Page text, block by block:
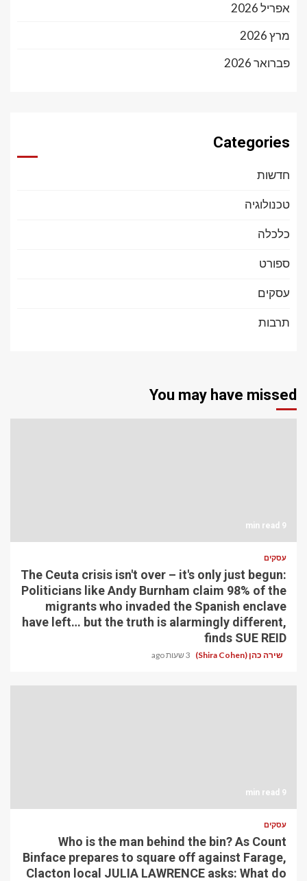
אפריל 2026
מרץ 2026
פברואר 2026
Categories
חדשות
טכנולוגיה
כלכלה
ספורט
עסקים
תרבות
You may have missed
9 min read
עסקים
The Ceuta crisis isn't over – it's only just begun:
Politicians like Andy Burnham claim 98% of the
migrants who invaded the Spanish enclave
have left… but the truth is alarmingly different,
finds SUE REID
שירה כהן (Shira Cohen) 3 שעות ago
9 min read
עסקים
Who is the man behind the bin? As Count
Binface prepares to square off against Farage,
Clacton local JULIA LAWRENCE asks: What do